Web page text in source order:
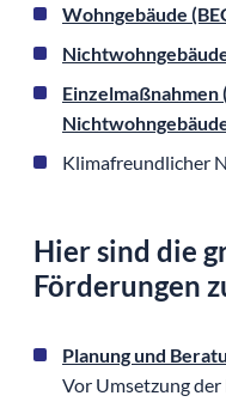
Wohngebäude
Einzelmaßnahmen
Klimafreundlicher
Hier sind die
Förderungen
Planung und
Vor Umsetzung